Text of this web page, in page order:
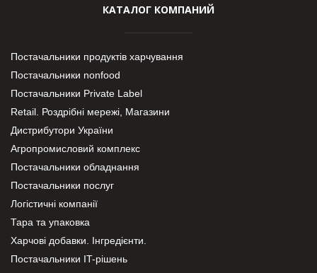
КАТАЛОГ КОМПАНИЙ
Постачальники продуктів харчування
Постачальники nonfood
Постачальники Private Label
Retail. Роздрібні мережі, Магазини
Дистрибутори України
Агропромисловий комплекс
Постачальники обладнання
Постачальники послуг
Логістичні компанії
Тара та упаковка
Харчові добавки. Інгредієнти.
Постачальники IT-рішень